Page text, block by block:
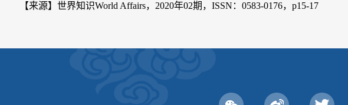
【来源】世界知识World Affairs，2020年02期，ISSN：0583-0176，p15-17